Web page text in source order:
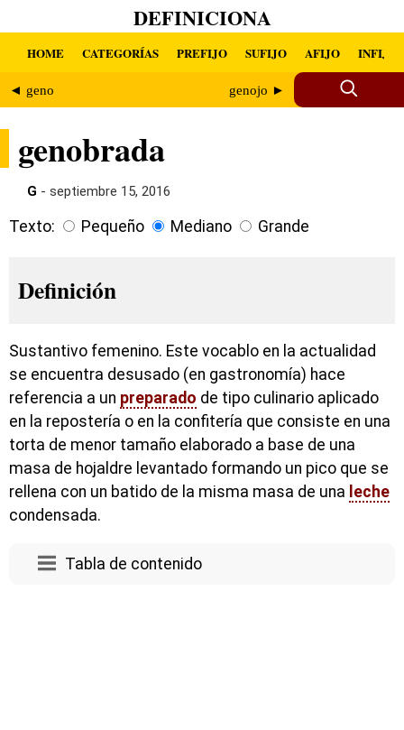
DEFINICIONA
HOME CATEGORÍAS PREFIJO SUFIJO AFIJO INFIJO
◄ geno genojo ►
genobrada
G - septiembre 15, 2016
Texto: Pequeño Mediano Grande
Definición
Sustantivo femenino. Este vocablo en la actualidad
se encuentra desusado (en gastronomía) hace
referencia a un preparado de tipo culinario aplicado
en la repostería o en la confitería que consiste en una
torta de menor tamaño elaborado a base de una
masa de hojaldre levantado formando un pico que se
rellena con un batido de la misma masa de una leche
condensada.
Tabla de contenido